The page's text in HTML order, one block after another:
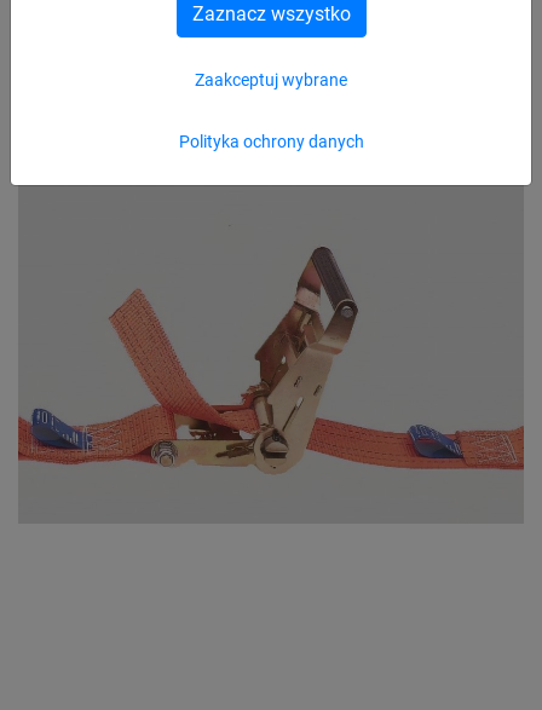
Polityka ochrony danych
Zaakceptuj wybrane
Zaznacz wszystko